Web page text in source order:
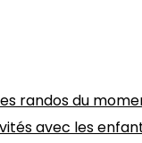
randos du
avec les